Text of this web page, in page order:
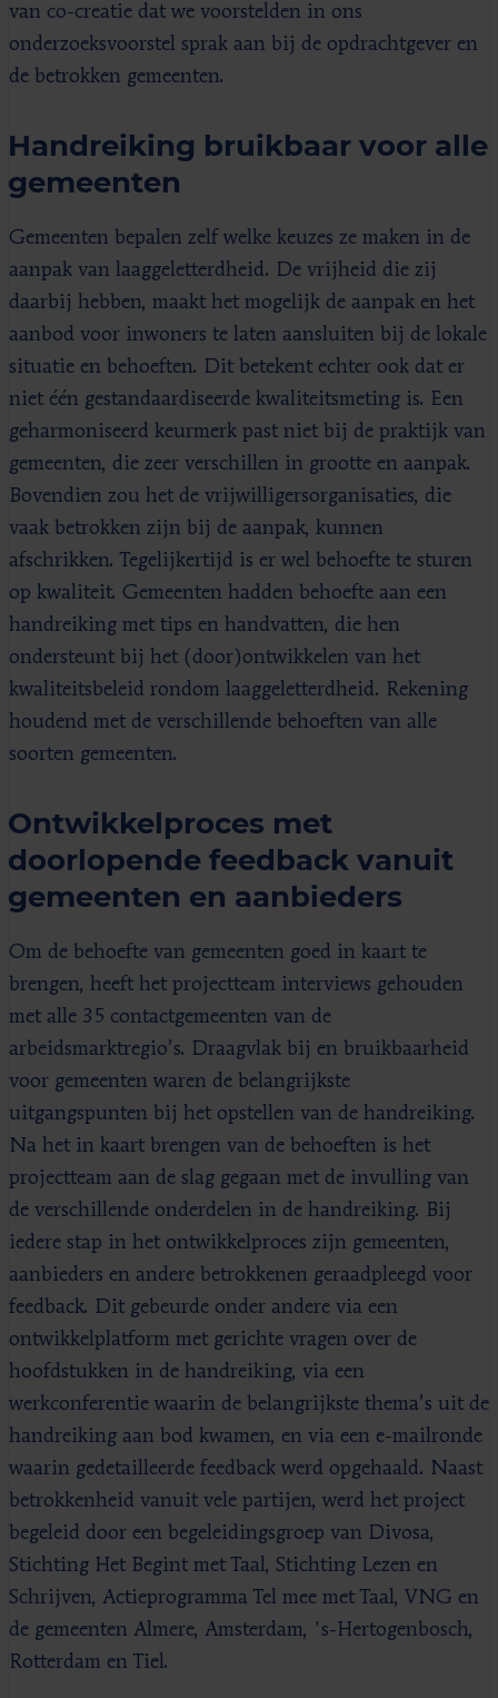
van co-creatie dat we voorstelden in ons
onderzoeksvoorstel sprak aan bij de opdrachtgever en
de betrokken gemeenten.
Handreiking bruikbaar voor alle
gemeenten
Gemeenten bepalen zelf welke keuzes ze maken in de
aanpak van laaggeletterdheid. De vrijheid die zij
daarbij hebben, maakt het mogelijk de aanpak en het
aanbod voor inwoners te laten aansluiten bij de lokale
situatie en behoeften. Dit betekent echter ook dat er
niet één gestandaardiseerde kwaliteitsmeting is. Een
geharmoniseerd keurmerk past niet bij de praktijk van
gemeenten, die zeer verschillen in grootte en aanpak.
Bovendien zou het de vrijwilligersorganisaties, die
vaak betrokken zijn bij de aanpak, kunnen
afschrikken. Tegelijkertijd is er wel behoefte te sturen
op kwaliteit. Gemeenten hadden behoefte aan een
handreiking met tips en handvatten, die hen
ondersteunt bij het (door)ontwikkelen van het
kwaliteitsbeleid rondom laaggeletterdheid. Rekening
houdend met de verschillende behoeften van alle
soorten gemeenten.
Ontwikkelproces met
doorlopende feedback vanuit
gemeenten en aanbieders
Om de behoefte van gemeenten goed in kaart te
brengen, heeft het projectteam interviews gehouden
met alle 35 contactgemeenten van de
arbeidsmarktregio’s. Draagvlak bij en bruikbaarheid
voor gemeenten waren de belangrijkste
uitgangspunten bij het opstellen van de handreiking.
Na het in kaart brengen van de behoeften is het
projectteam aan de slag gegaan met de invulling van
de verschillende onderdelen in de handreiking. Bij
iedere stap in het ontwikkelproces zijn gemeenten,
aanbieders en andere betrokkenen geraadpleegd voor
feedback. Dit gebeurde onder andere via een
ontwikkelplatform met gerichte vragen over de
hoofdstukken in de handreiking, via een
werkconferentie waarin de belangrijkste thema’s uit de
handreiking aan bod kwamen, en via een e-mailronde
waarin gedetailleerde feedback werd opgehaald. Naast
betrokkenheid vanuit vele partijen, werd het project
begeleid door een begeleidingsgroep van Divosa,
Stichting Het Begint met Taal, Stichting Lezen en
Schrijven, Actieprogramma Tel mee met Taal, VNG en
de gemeenten Almere, Amsterdam, 's-Hertogenbosch,
Rotterdam en Tiel.